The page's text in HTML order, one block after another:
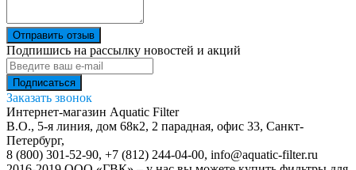
Отправить отзыв
Подпишись на рассылку новостей и акций
Заказать звонок
Интернет-магазин Aquatic Filter
В.О., 5-я линия, дом 68к2, 2 парадная, офис 33, Санкт-
Петербург,
8 (800) 301-52-90, +7 (812) 244-04-00, info@aquatic-filter.ru